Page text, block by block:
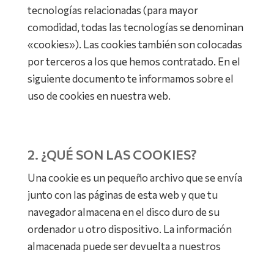
tecnologías relacionadas (para mayor
comodidad, todas las tecnologías se denominan
«cookies»). Las cookies también son colocadas
por terceros a los que hemos contratado. En el
siguiente documento te informamos sobre el
uso de cookies en nuestra web.
2. ¿QUÉ SON LAS COOKIES?
Una cookie es un pequeño archivo que se envía
junto con las páginas de esta web y que tu
navegador almacena en el disco duro de su
ordenador u otro dispositivo. La información
almacenada puede ser devuelta a nuestros